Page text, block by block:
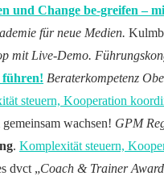
und Change be-greifen –
für neue Medien.
mit Live-Demo.
führen! Beraterkompetenz
steuern, Kooperation
wachsen! GPM
. Komplexität steuern,
dvct „Coach & Trainer